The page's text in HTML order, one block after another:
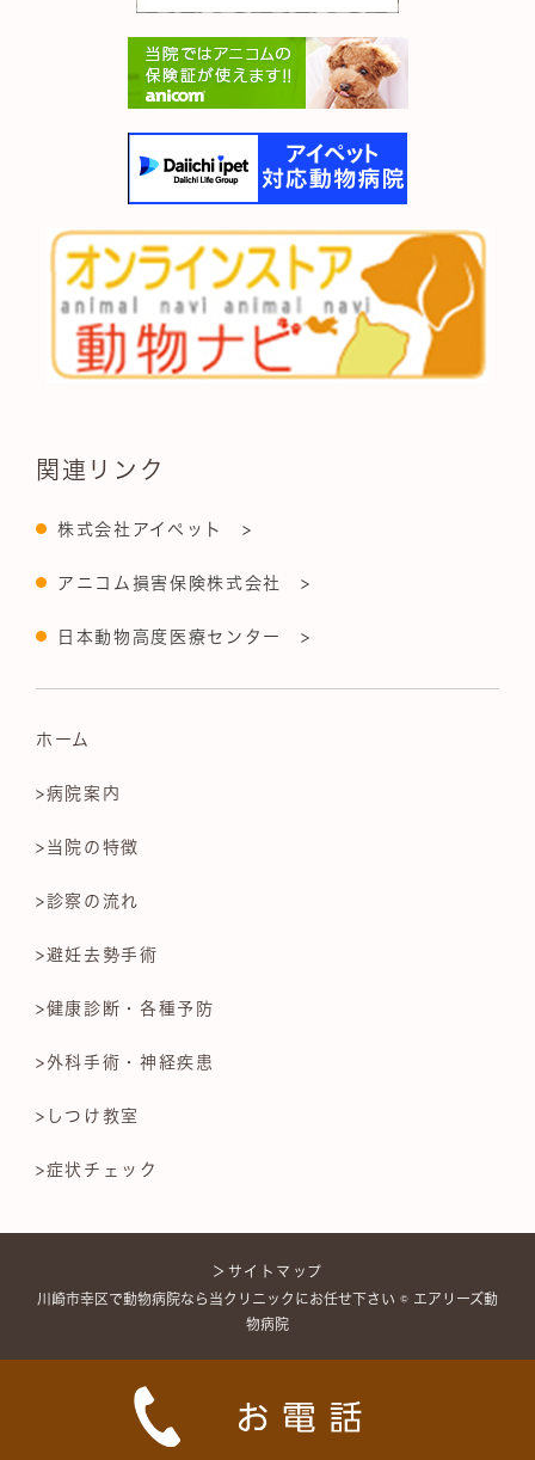
関連リンク
株式会社アイペット >
アニコム損害保険株式会社 >
日本動物高度医療センター >
ホーム
>病院案内
>当院の特徴
>診察の流れ
>避妊去勢手術
>健康診断・各種予防
>外科手術・神経疾患
>しつけ教室
>症状チェック
＞サイトマップ
川崎市幸区で動物病院なら当クリニックにお任せ下さい © エアリーズ動
物病院